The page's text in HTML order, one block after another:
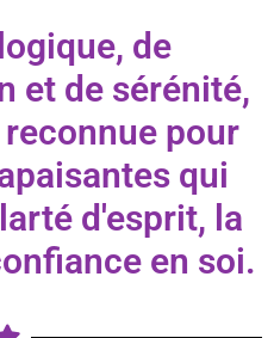
de
et de sérénité,
pour
qui
d'esprit, la
en soi.